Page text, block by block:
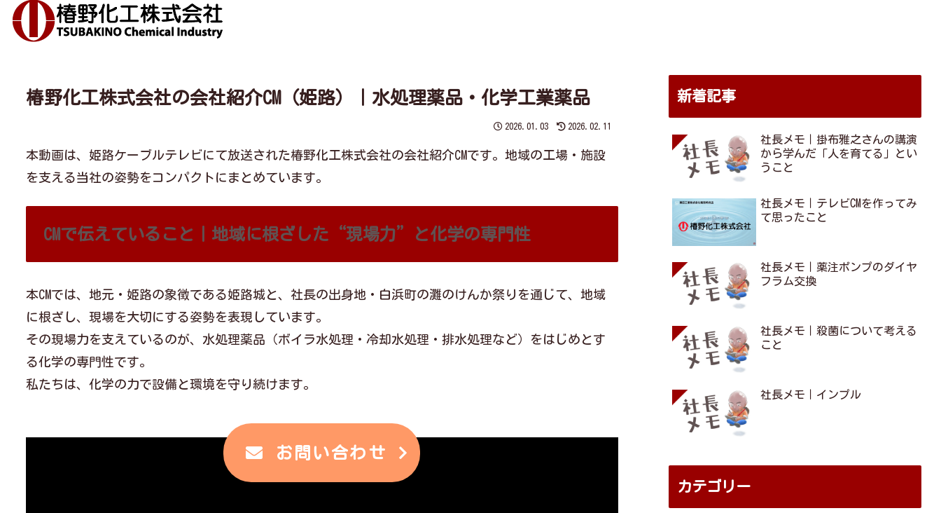
椿野化工株式会社の会社紹介CM（姫路）｜水処理薬品・化学工業薬品
2026.01.03 2026.02.11
本動画は、姫路ケーブルテレビにて放送された椿野化工株式会社の会社紹介CMです。地域の工場・施設
を支える当社の姿勢をコンパクトにまとめています。
CMで伝えていること｜地域に根ざした“現場力”と化学の専門性
本CMでは、地元・姫路の象徴である姫路城と、社長の出身地・白浜町の灘のけんか祭りを通じて、地域
に根ざし、現場を大切にする姿勢を表現しています。
その現場力を支えているのが、水処理薬品（ボイラ水処理・冷却水処理・排水処理など）をはじめとす
る化学の専門性です。
私たちは、化学の力で設備と環境を守り続けます。
お問い合わせ
新着記事
社長メモ｜掛布雅之さんの講演
から学んだ「人を育てる」とい
うこと
社長メモ｜テレビCMを作ってみ
て思ったこと
社長メモ｜薬注ポンプのダイヤ
フラム交換
社長メモ｜殺菌について考える
こと
社長メモ｜インプル
カテゴリー